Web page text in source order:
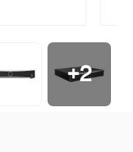
+2